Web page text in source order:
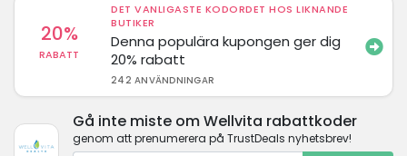
20%
RABATT
DET VANLIGASTE KODORDET HOS LIKNANDE
BUTIKER
Denna populära kupongen ger dig
20% rabatt
242 ANVÄNDNINGAR
Gå inte miste om Wellvita rabattkoder
genom att prenumerera på TrustDeals nyhetsbrev!